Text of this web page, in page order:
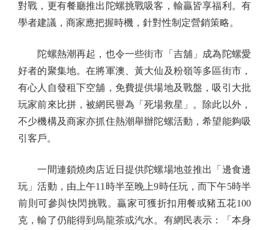
對戰，更有餐廳推出陀螺挑戰吸客，輸贏皆享福利。有
學者建議，商家應把握時機，針對性制定營銷策略。
陀螺熱潮再起，也令一些街市「吉舖」成為陀螺愛
好者的聚集地。在將軍澳、黃大仙及粉嶺等多區街市，
有心人自發租下空舖，免費提供場地及戰盤，吸引大批
玩家前來比拼，被網民譽為「死場救星」。除此以外，
不少機構及商家亦抓住熱潮舉辦陀螺活動，希望能夠吸
引客戶。
一間連鎖燒肉店近日提供陀螺場地並推出「邊食邊
玩」活動，由上午11時半至晚上9時任玩，而下午5時半
前則可參與快閃挑戰。贏家可獲折扣用餐或豬五花100
克，輸了仍能得到烏龍茶或汽水。有網民表示：「本身